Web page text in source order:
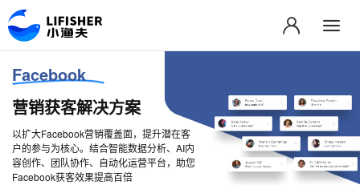
Facebook
营销获客解决方案
以扩大Facebook营销覆盖面，提升潜在客
户的参与为核心。结合智能数据分析、AI内
容创作、团队协作、自动化运营平台，助您
Facebook获客效果提高百倍